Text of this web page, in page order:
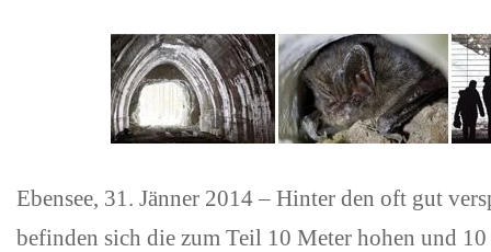
Ebensee, 31. Jänner 2014 – Hinter den oft gut
befinden sich die zum Teil 10 Meter hohen und